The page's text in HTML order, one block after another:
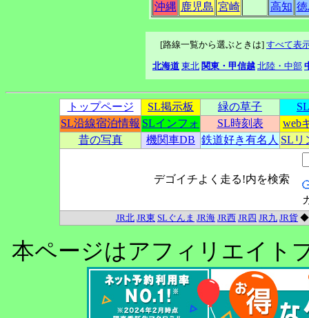
沖縄 鹿児島 宮崎 高知
[路線一覧から選ぶときは] すべて表
北海道 東北 関東・甲信越 北陸・中部
トップページ SL掲示板 緑の草子
SL沿線宿泊情報 SLインフォ SL時刻表
web
昔の写真
機関車DB 鉄道好き有名人 SLリ
デゴイチよく走る!内を検索
JR北 JR東 SLぐんま JR海 JR西 JR四 JR九 JR貨
本ページはアフィリエイト